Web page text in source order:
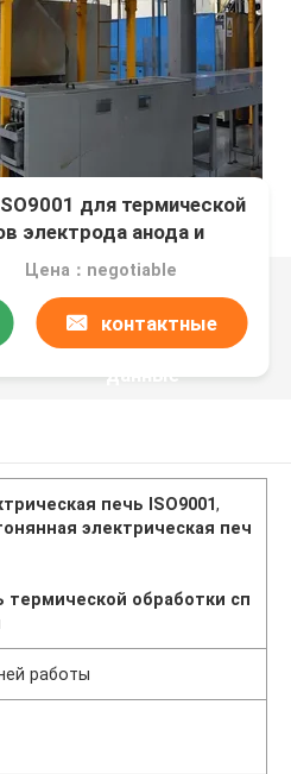
для термической
электрода анода и
Цена：negotiable
контактные
данные
печь ISO9001,
электрическая печ
термической обработки сп
работы